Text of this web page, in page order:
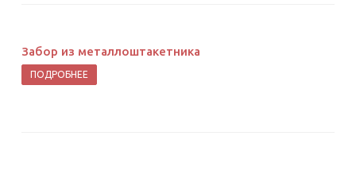
Забор из металлоштакетника
ПОДРОБНЕЕ